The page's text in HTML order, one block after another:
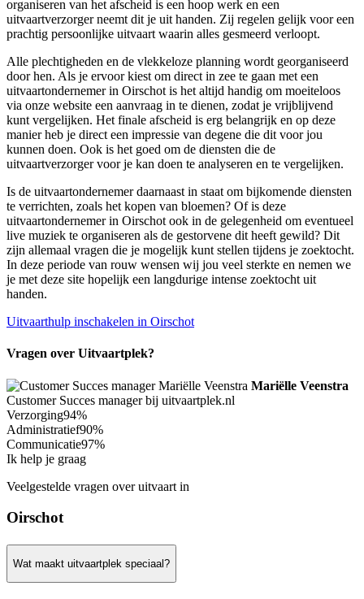
organiseren van het afscheid is een hoop werk en een
uitvaartverzorger neemt dit je uit handen. Zij regelen gelijk voor een
prachtig persoonlijke uitvaart waarin alles gesmeerd verloopt.
Alle plechtigheden en de vlekkeloze planning wordt georganiseerd
door hen. Als je ervoor kiest om direct in zee te gaan met een
uitvaartondernemer in Oirschot is het altijd handig om moeiteloos
via onze website een aanvraag in te dienen, zodat je vrijblijvend
kunt vergelijken. Het finale afscheid is erg belangrijk en op deze
manier heb je direct een impressie van degene die dit voor jou
kunnen doen. Ook is het goed om de diensten die de
uitvaartverzorger voor je kan doen te analyseren en te vergelijken.
Is de uitvaartondernemer daarnaast in staat om bijkomende diensten
te verrichten, zoals het kopen van bloemen? Of is deze
uitvaartondernemer in Oirschot ook in de gelegenheid om eventueel
live muziek te organiseren als de gestorvene dit heeft gewild? Dit
zijn allemaal vragen die je mogelijk kunt stellen tijdens je zoektocht.
In deze periode van rouw wensen wij jou veel sterkte en nemen we
je met deze site hopelijk een langdurige intense zoektocht uit
handen.
Uitvaarthulp inschakelen in Oirschot
Vragen over Uitvaartplek?
Mariëlle Veenstra
Customer Succes manager bij uitvaartplek.nl
Verzorging94%
Administratief90%
Communicatie97%
Ik help je graag
Veelgestelde vragen over uitvaart in
Oirschot
Wat maakt uitvaartplek speciaal?